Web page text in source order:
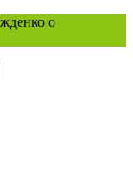
о